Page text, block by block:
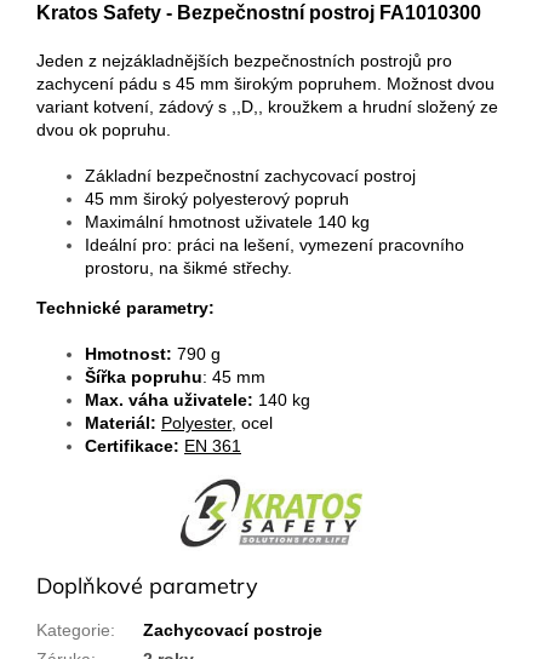
Kratos Safety - Bezpečnostní postroj FA1010300
Jeden z nejzákladnějších bezpečnostních postrojů pro
zachycení pádu s 45 mm širokým popruhem. Možnost dvou
variant kotvení, zádový s ,,D,, kroužkem a hrudní složený ze
dvou ok popruhu.
Základní bezpečnostní zachycovací postroj
45 mm široký polyesterový popruh
Maximální hmotnost uživatele 140 kg
Ideální pro: práci na lešení, vymezení pracovního
prostoru, na šikmé střechy.
Technické parametry:
Hmotnost: 790 g
Šířka popruhu: 45 mm
Max. váha uživatele: 140 kg
Materiál: Polyester, ocel
Certifikace: EN 361
Doplňkové parametry
Kategorie:
Zachycovací postroje